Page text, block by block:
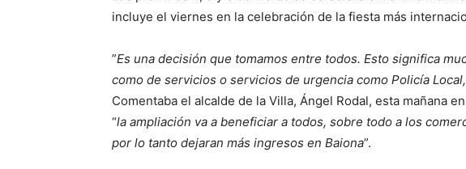
incluye el viernes en la celebración de la fiesta más
”Es una decisión que tomamos entre todos. Esto significa
como de servicios o servicios de urgencia como Policía
Comentaba el alcalde de la Villa, Ángel Rodal, esta mañana
“la ampliación va a beneficiar a todos, sobre todo a los
por lo tanto dejaran más ingresos en Baiona”.